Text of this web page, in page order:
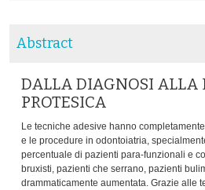
Abstract
DALLA DIAGNOSI ALLA
PROTESICA
Le tecniche adesive hanno
e le procedure in odontoiatria,
percentuale di pazienti para-funzionali e
bruxisti, pazienti che serrano, pazienti
drammaticamente aumentata. Grazie alle